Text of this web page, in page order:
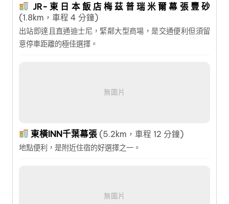
JR-東日本飯店梅茲普瑞米爾幕張豐砂
(1.8km，車程 4 分鐘)
出站即達且直通迪士尼，緊鄰大型商場，是交通便利但須留
意停車距離的極佳選擇。
無圖片
東橫INN千葉幕張 (5.2km，車程 12 分鐘)
地點便利，是附近住宿的好選擇之一。
無圖片